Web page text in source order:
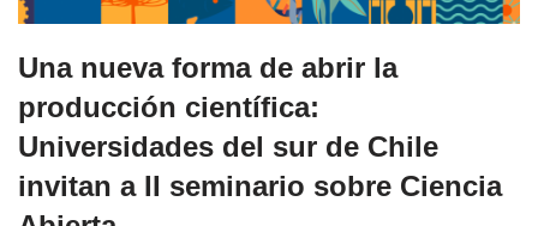
Una nueva forma de abrir la
producción científica:
Universidades del sur de Chile
invitan a II seminario sobre Ciencia